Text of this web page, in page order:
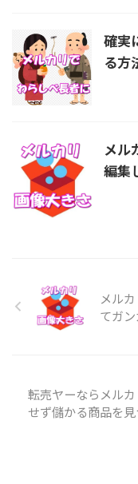
確実
る方
メル
編集
メル
てガ
転売ヤーならメル
せず儲かる商品を見